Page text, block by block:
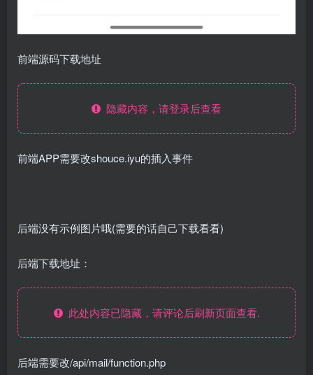
前端源码下载地址
隐藏内容，请登录后查看
前端APP需要改shouce.iyu的插入事件
后端没有示例图片哦(需要的话自己下载看看)
后端下载地址：
此处内容已隐藏，请评论后刷新页面查看.
后端需要改/api/mail/function.php